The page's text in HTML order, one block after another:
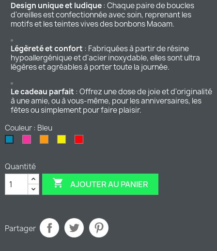
Design unique et ludique: Chaque paire de boucles
d'oreilles est confectionnée avec soin, reprenant les
motifs et les teintes vives des bonbons Maoam.
Légèreté et confort : Fabriquées à partir de résine
hypoallergénique et d'acier inoxydable, elles sont ultra
légères et agréables à porter toute la journée.
Le cadeau parfait : Offrez une dose de joie et d'originalité
à une amie, ou à vous-même, pour les anniversaires, les
fêtes ou simplement pour faire plaisir.
Couleur : Bleu
Quantité
 AJOUTER AU PANIER
Partager